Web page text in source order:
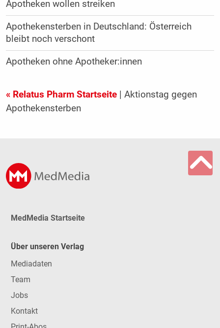
Apotheken wollen streiken
Apothekensterben in Deutschland: Österreich
bleibt noch verschont
Apotheken ohne Apotheker:innen
« Relatus Pharm Startseite| Aktionstag gegen
Apothekensterben
MedMedia Startseite
Über unseren Verlag
Mediadaten
Team
Jobs
Kontakt